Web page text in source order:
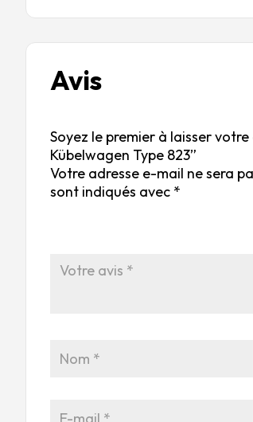
Avis
Soyez le premier à laisser votre
Kübelwagen Type 823”
Votre adresse e-mail ne sera
sont indiqués avec *